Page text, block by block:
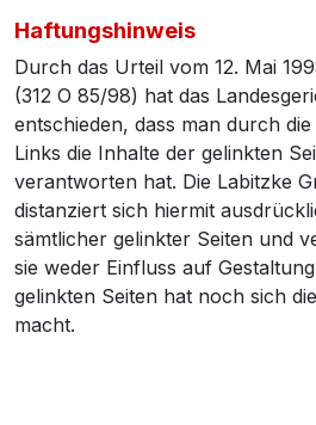
Haftungshinweis
Durch das Urteil vom 12. Mai
(312 O 85/98) hat das
entschieden, dass man durch
Links die Inhalte der gelinkten
verantworten hat. Die Labitzke
distanziert sich hiermit
sämtlicher gelinkter Seiten und
sie weder Einfluss auf
gelinkten Seiten hat noch sich
macht.